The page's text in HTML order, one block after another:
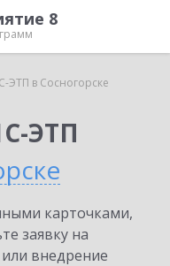
8
ЭТП в Сосногорске
ЭТП
карточками,
заявку на
внедрение